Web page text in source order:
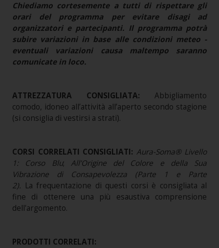
Chiediamo cortesemente a tutti di rispettare gli
orari del programma per evitare disagi ad
organizzatori e partecipanti. Il programma potrà
subire variazioni in base alle condizioni meteo -
eventuali variazioni causa maltempo saranno
comunicate in loco.
ATTREZZATURA CONSIGLIATA: Abbigliamento
comodo, idoneo all’attività all’aperto secondo stagione
(si consiglia di vestirsi a strati).
CORSI CORRELATI CONSIGLIATI: Aura-Soma® Livello
1: Corso Blu; All’Origine del Colore e della Sua
Vibrazione di Consapevolezza (Parte 1 e Parte
2). La frequentazione di questi corsi è consigliata al
fine di ottenere una più esaustiva comprensione
dell'argomento.
PRODOTTI CORRELATI: